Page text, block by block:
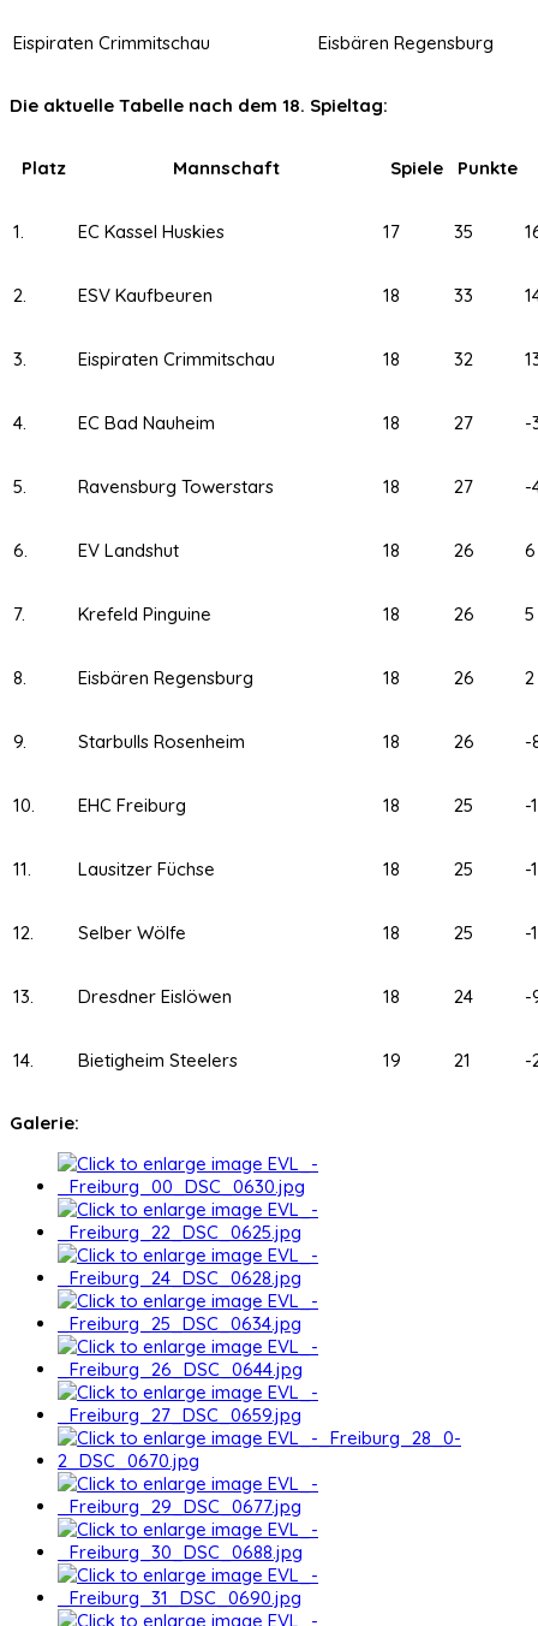
Eispiraten Crimmitschau Eisbären Regensburg
Die aktuelle Tabelle nach dem 18. Spieltag:
Platz Mannschaft Spiele Punkte
1. EC Kassel Huskies 17 35
2. ESV Kaufbeuren 18 33
3. Eispiraten Crimmitschau 18 32
4. EC Bad Nauheim 18 27 -
5. Ravensburg Towerstars 18 27 -
6. EV Landshut 18 26 6
7. Krefeld Pinguine 18 26 5
8. Eisbären Regensburg 18 26 2
9. Starbulls Rosenheim 18 26 -
10. EHC Freiburg 18 25 -1
11. Lausitzer Füchse 18 25 -1
12. Selber Wölfe 18 25 -
13. Dresdner Eislöwen 18 24 -
14. Bietigheim Steelers 19 21 -
Galerie: